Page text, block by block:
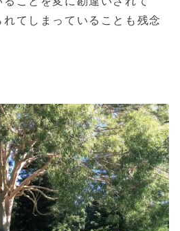
れてしまっていることも残念